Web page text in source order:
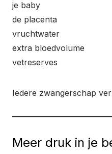
je baby
de placenta
vruchtwater
extra bloedvolume
vetreserves
Iedere zwangerschap
Meer druk in je